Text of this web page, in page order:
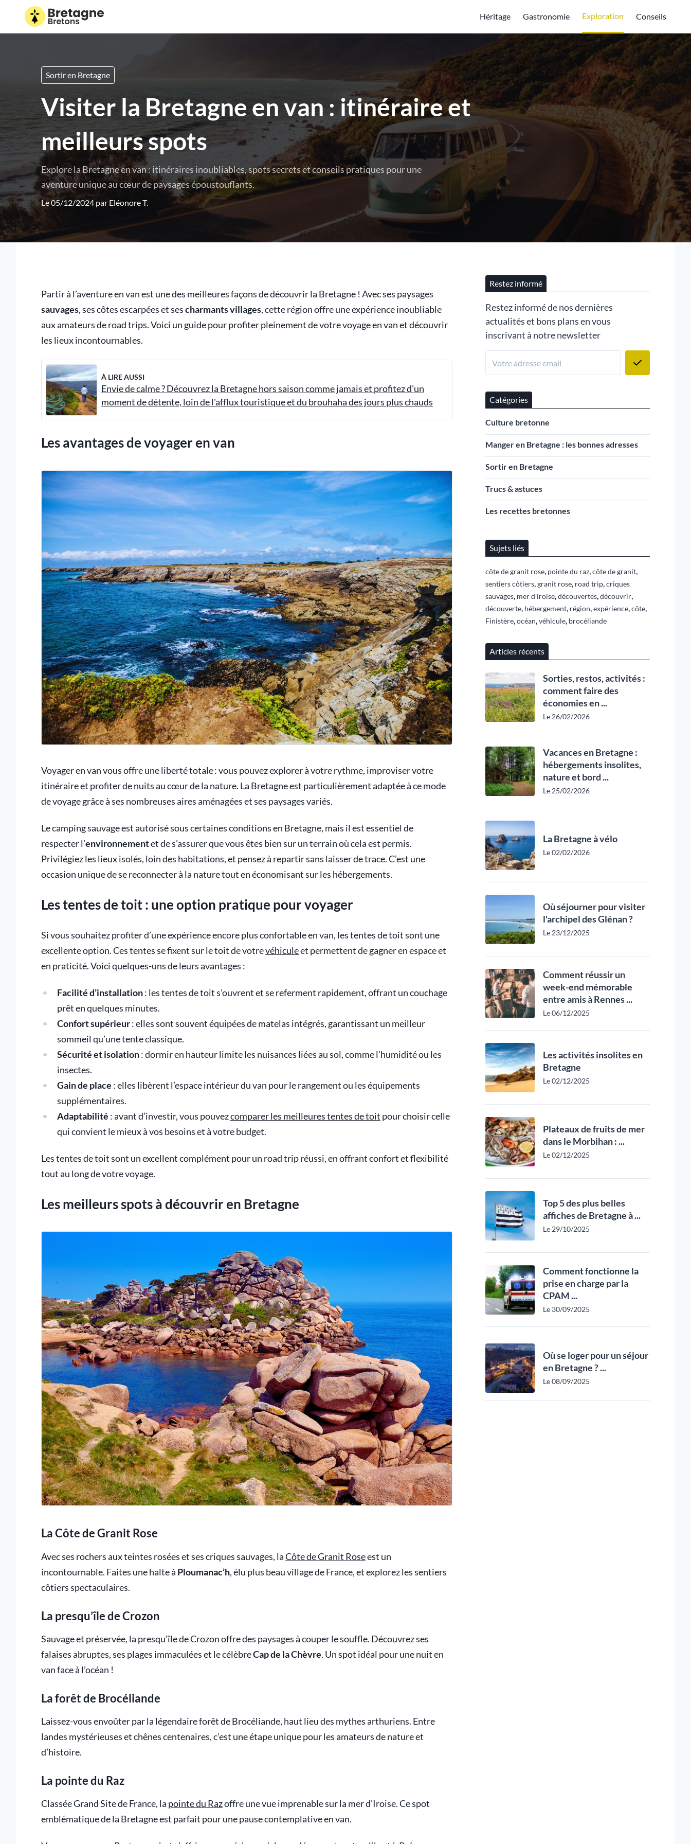
Héritage Gastronomie Exploration Conseils
Sortir en Bretagne
Visiter la Bretagne en van : itinéraire et
meilleurs spots
Explore la Bretagne en van : itinéraires inoubliables, spots secrets et conseils pratiques pour une
aventure unique au cœur de paysages époustouflants.
Le 05/12/2024 par Eléonore T.
Partir à l’aventure en van est une des meilleures façons de découvrir la Bretagne ! Avec ses paysages
sauvages, ses côtes escarpées et sescharmants villages, cette région offre une expérience inoubliable
aux amateurs de road trips. Voici un guide pour profiter pleinement de votre voyage en van et découvrir
les lieux incontournables.
À LIRE AUSSI
Envie de calme ? Découvrez la Bretagne hors saison comme jamais et profitez d'un
moment de détente, loin de l'afflux touristique et du brouhaha des jours plus chauds
Les avantages de voyager en van
Voyager en van vous offre une liberté totale : vous pouvez explorer à votre rythme, improviser votre
itinéraire et profiter de nuits au cœur de la nature. La Bretagne est particulièrement adaptée à ce mode
de voyage grâce à ses nombreuses aires aménagées et ses paysages variés.
Le camping sauvage est autorisé sous certaines conditions en Bretagne, mais il est essentiel de
respecter l’environnementet de s’assurer que vous êtes bien sur un terrain où cela est permis.
Privilégiez les lieux isolés, loin des habitations, et pensez à repartir sans laisser de trace. C’est une
occasion unique de se reconnecter à la nature tout en économisant sur les hébergements.
Les tentes de toit : une option pratique pour voyager
Si vous souhaitez profiter d’une expérience encore plus confortable en van, les tentes de toit sont une
excellente option. Ces tentes se fixent sur le toit de votrevéhiculeet permettent de gagner en espace et
en praticité. Voici quelques-uns de leurs avantages :
Facilité d’installation: les tentes de toit s’ouvrent et se referment rapidement, offrant un couchage
prêt en quelques minutes.
Confort supérieur: elles sont souvent équipées de matelas intégrés, garantissant un meilleur
sommeil qu’une tente classique.
Sécurité et isolation: dormir en hauteur limite les nuisances liées au sol, comme l’humidité ou les
insectes.
Gain de place : elles libèrent l’espace intérieur du van pour le rangement ou les équipements
supplémentaires.
Adaptabilité : avant d’investir, vous pouvezcomparer les meilleures tentes de toit pour choisir celle
qui convient le mieux à vos besoins et à votre budget.
Les tentes de toit sont un excellent complément pour un road trip réussi, en offrant confort et flexibilité
tout au long de votre voyage.
Les meilleurs spots à découvrir en Bretagne
La Côte de Granit Rose
Avec ses rochers aux teintes rosées et ses criques sauvages, laCôte de Granit Roseest un
incontournable. Faites une halte à Ploumanac’h, élu plus beau village de France, et explorez les sentiers
côtiers spectaculaires.
La presqu’île de Crozon
Sauvage et préservée, la presqu’île de Crozon offre des paysages à couper le souffle. Découvrez ses
falaises abruptes, ses plages immaculées et le célèbreCap de la Chèvre. Un spot idéal pour une nuit en
van face à l’océan !
La forêt de Brocéliande
Laissez-vous envoûter par la légendaire forêt de Brocéliande, haut lieu des mythes arthuriens. Entre
landes mystérieuses et chênes centenaires, c’est une étape unique pour les amateurs de nature et
d’histoire.
La pointe du Raz
Classée Grand Site de France, la pointe du Razoffre une vue imprenable sur la mer d’Iroise. Ce spot
emblématique de la Bretagne est parfait pour une pause contemplative en van.
Restez informé
Restez informé de nos dernières
actualités et bons plans en vous
inscrivant à notre newsletter
Catégories
Culture bretonne
Manger en Bretagne : les bonnes adresses
Sortir en Bretagne
Trucs & astuces
Les recettes bretonnes
Sujets liés
côte de granit rose, pointe du raz,côte de granit,
sentiers côtiers,granit rose, road trip,criques
sauvages, mer d’iroise,découvertes,découvrir,
découverte, hébergement, région,expérience,côte,
Finistère,océan,véhicule, brocéliande
Articles récents
Sorties, restos, activités :
comment faire des
économies en ...
Le 26/02/2026
Vacances en Bretagne :
hébergements insolites,
nature et bord ...
Le 25/02/2026
La Bretagne à vélo
Le 02/02/2026
Où séjourner pour visiter
l'archipel des Glénan ?
Le 23/12/2025
Comment réussir un
week-end mémorable
entre amis à Rennes ...
Le 06/12/2025
Les activités insolites en
Bretagne
Le 02/12/2025
Plateaux de fruits de mer
dans le Morbihan : ...
Le 02/12/2025
Top 5 des plus belles
affiches de Bretagne à ...
Le 29/10/2025
Comment fonctionne la
prise en charge par la
CPAM ...
Le 30/09/2025
Où se loger pour un séjour
en Bretagne ? ...
Le 08/09/2025